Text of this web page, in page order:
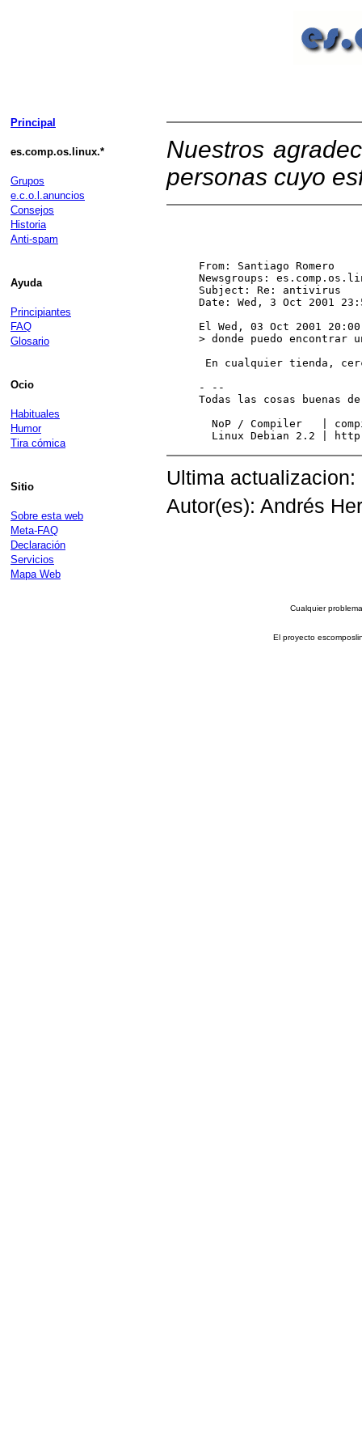
Principal
es.comp.os.linux.*
Grupos
e.c.o.l.anuncios
Consejos
Historia
Anti-spam
Ayuda
Principiantes
FAQ
Glosario
Ocio
Habituales
Humor
Tira cómica
Sitio
Sobre esta web
Meta-FAQ
Declaración
Servicios
Mapa Web
Nuestros
personas cuyo
From: Santiago Romero
Newsgroups:
Subject: Re: antivirus
Date: Wed, 3 Oct 2001
El Wed, 03 Oct 2001
> donde puedo
En cualquier tienda,
- --
Todas las cosas buenas
NoP / Compiler   |
Ultima
Autor(es): Andrés
Cualquier
El proyecto